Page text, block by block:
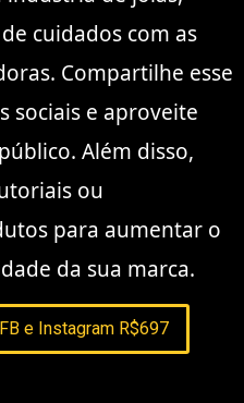
cuidados com as
Compartilhe esse
sociais e aproveite
Além disso,
ou
para aumentar o
da sua marca.
e Instagram R$697